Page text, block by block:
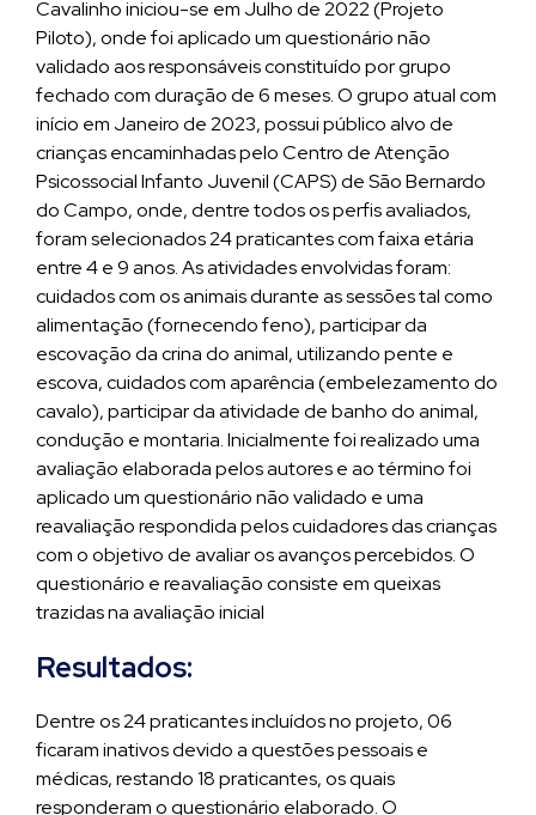
Cavalinho iniciou-se em Julho de 2022 (Projeto
Piloto), onde foi aplicado um questionário não
validado aos responsáveis constituído por grupo
fechado com duração de 6 meses. O grupo atual com
início em Janeiro de 2023, possui público alvo de
crianças encaminhadas pelo Centro de Atenção
Psicossocial Infanto Juvenil (CAPS) de São Bernardo
do Campo, onde, dentre todos os perfis avaliados,
foram selecionados 24 praticantes com faixa etária
entre 4 e 9 anos. As atividades envolvidas foram:
cuidados com os animais durante as sessões tal como
alimentação (fornecendo feno), participar da
escovação da crina do animal, utilizando pente e
escova, cuidados com aparência (embelezamento do
cavalo), participar da atividade de banho do animal,
condução e montaria. Inicialmente foi realizado uma
avaliação elaborada pelos autores e ao término foi
aplicado um questionário não validado e uma
reavaliação respondida pelos cuidadores das crianças
com o objetivo de avaliar os avanços percebidos. O
questionário e reavaliação consiste em queixas
trazidas na avaliação inicial
Resultados:
Dentre os 24 praticantes incluídos no projeto, 06
ficaram inativos devido a questões pessoais e
médicas, restando 18 praticantes, os quais
responderam o questionário elaborado. O